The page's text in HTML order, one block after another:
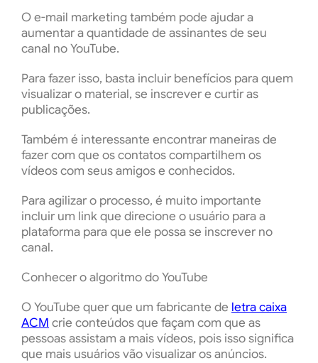
O e-mail marketing também pode ajudar a
aumentar a quantidade de assinantes de seu
canal no YouTube.
Para fazer isso, basta incluir benefícios para quem
visualizar o material, se inscrever e curtir as
publicações.
Também é interessante encontrar maneiras de
fazer com que os contatos compartilhem os
vídeos com seus amigos e conhecidos.
Para agilizar o processo, é muito importante
incluir um link que direcione o usuário para a
plataforma para que ele possa se inscrever no
canal.
Conhecer o algoritmo do YouTube
O YouTube quer que um fabricante de letra caixa
ACM crie conteúdos que façam com que as
pessoas assistam a mais vídeos, pois isso significa
que mais usuários vão visualizar os anúncios.